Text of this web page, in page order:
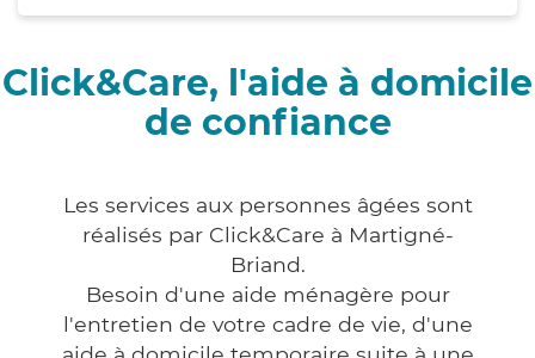
Click&Care, l'aide à domicile
de confiance
Les services aux personnes âgées sont
réalisés par Click&Care à Martigné-
Briand.
Besoin d'une aide ménagère pour
l'entretien de votre cadre de vie, d'une